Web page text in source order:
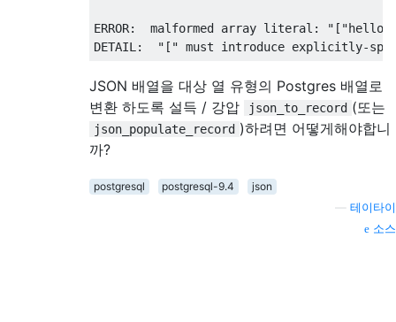
ERROR:
  malformed array literal
: "["hello
DETAIL : "[" must introduce explicitly-
JSON 배열을 대상 열 유형의 Postgres 배열로
변환 하도록 설득 / 강압
json_to_record (또는
json_populate_record )하려면 어떻게해야합니
까?
postgresql postgresql-9.4
json
테이타이
소스